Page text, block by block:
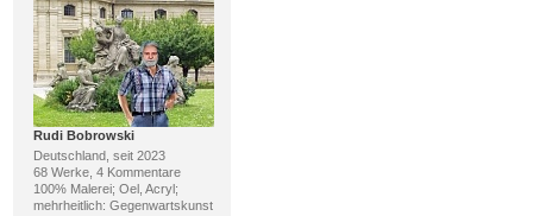
Rudi Bobrowski
Deutschland, seit 2023
68 Werke, 4 Kommentare
100% Malerei; Oel, Acryl;
mehrheitlich: Gegenwartskunst